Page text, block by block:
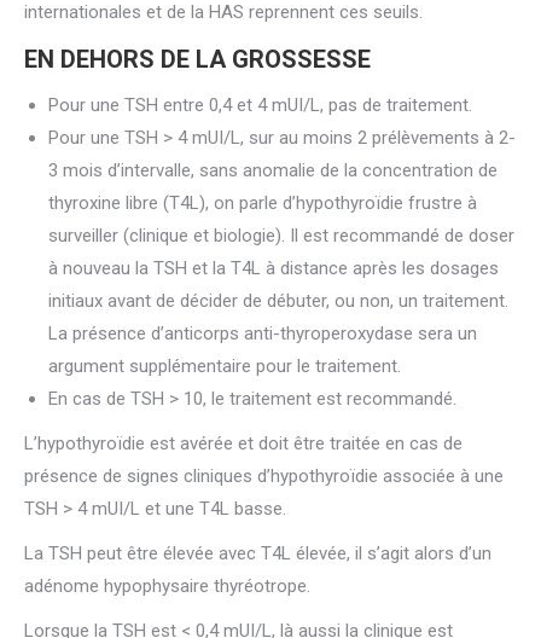
internationales et de la HAS reprennent ces seuils.
EN DEHORS DE LA GROSSESSE
Pour une TSH entre 0,4 et 4 mUI/L, pas de traitement.
Pour une TSH > 4 mUI/L, sur au moins 2 prélèvements à 2-
3 mois d’intervalle, sans anomalie de la concentration de
thyroxine libre (T4L), on parle d’hypothyroïdie frustre à
surveiller (clinique et biologie). Il est recommandé de doser
à nouveau la TSH et la T4L à distance après les dosages
initiaux avant de décider de débuter, ou non, un traitement.
La présence d’anticorps anti-thyroperoxydase sera un
argument supplémentaire pour le traitement.
En cas de TSH > 10, le traitement est recommandé.
L’hypothyroïdie est avérée et doit être traitée en cas de
présence de signes cliniques d’hypothyroïdie associée à une
TSH > 4 mUI/L et une T4L basse.
La TSH peut être élevée avec T4L élevée, il s’agit alors d’un
adénome hypophysaire thyréotrope.
Lorsque la TSH est < 0,4 mUI/L, là aussi la clinique est